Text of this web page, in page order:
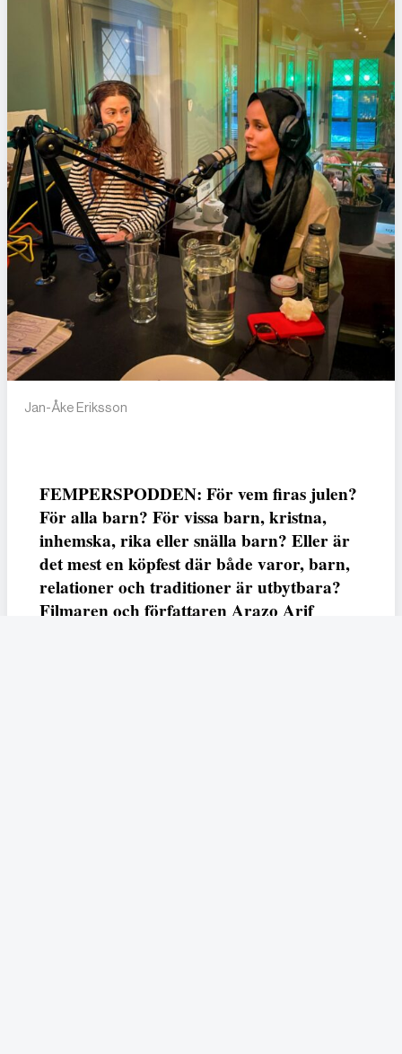
Jan-Åke Eriksson
FEMPERSPODDEN: För vem firas julen?
För alla barn? För vissa barn, kristna,
inhemska, rika eller snälla barn? Eller är
det mest en köpfest där både varor, barn,
relationer och traditioner är utbytbara?
Filmaren och författaren Arazo Arif